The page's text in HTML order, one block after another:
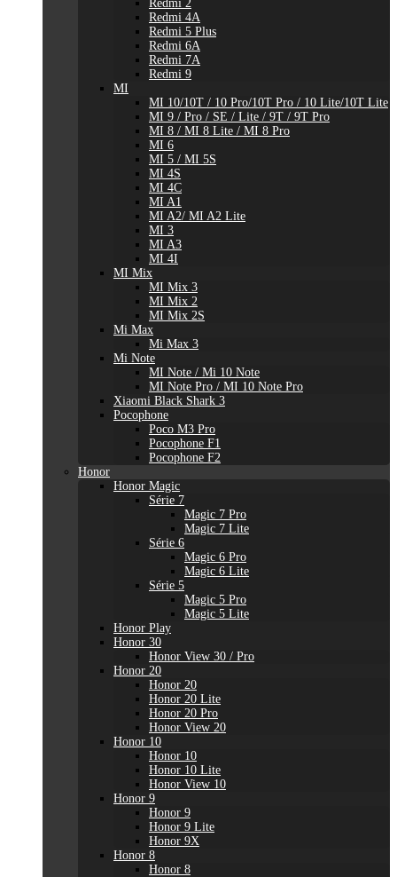
Redmi 2
Redmi 4A
Redmi 5 Plus
Redmi 6A
Redmi 7A
Redmi 9
MI
MI 10/10T / 10 Pro/10T Pro / 10 Lite/10T Lite
MI 9 / Pro / SE / Lite / 9T / 9T Pro
MI 8 / MI 8 Lite / MI 8 Pro
MI 6
MI 5 / MI 5S
MI 4S
MI 4C
MI A1
MI A2/ MI A2 Lite
MI 3
MI A3
MI 4I
MI Mix
MI Mix 3
MI Mix 2
MI Mix 2S
Mi Max
Mi Max 3
Mi Note
MI Note / Mi 10 Note
MI Note Pro / MI 10 Note Pro
Xiaomi Black Shark 3
Pocophone
Poco M3 Pro
Pocophone F1
Pocophone F2
Honor
Honor Magic
Série 7
Magic 7 Pro
Magic 7 Lite
Série 6
Magic 6 Pro
Magic 6 Lite
Série 5
Magic 5 Pro
Magic 5 Lite
Honor Play
Honor 30
Honor View 30 / Pro
Honor 20
Honor 20
Honor 20 Lite
Honor 20 Pro
Honor View 20
Honor 10
Honor 10
Honor 10 Lite
Honor View 10
Honor 9
Honor 9
Honor 9 Lite
Honor 9X
Honor 8
Honor 8